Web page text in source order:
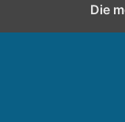
Die